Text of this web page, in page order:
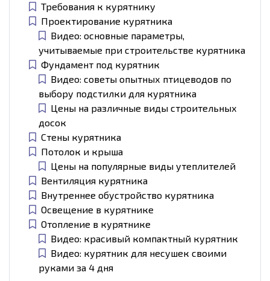
Требования к курятнику
Проектирование курятника
Видео: основные параметры,
учитываемые при строительстве курятника
Фундамент под курятник
Видео: советы опытных птицеводов по
выбору подстилки для курятника
Цены на различные виды строительных
досок
Стены курятника
Потолок и крыша
Цены на популярные виды утеплителей
Вентиляция курятника
Внутреннее обустройство курятника
Освещение в курятнике
Отопление в курятнике
Видео: красивый компактный курятник
Видео: курятник для несушек своими
руками за 4 дня